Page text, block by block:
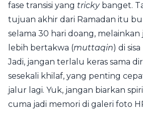
fase transisi yang tricky banget.
tujuan akhir dari Ramadan itu
selama 30 hari doang, melainkan
lebih bertakwa (muttaqin) di
Jadi, jangan terlalu keras sama
sesekali khilaf, yang penting
jalur lagi. Yuk, jangan biarkan
cuma jadi memori di galeri foto